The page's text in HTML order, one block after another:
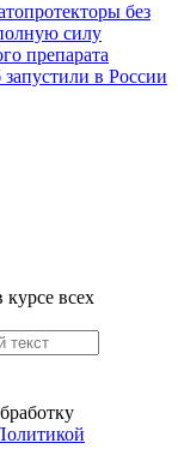
без
силу
препарата
в России
всех